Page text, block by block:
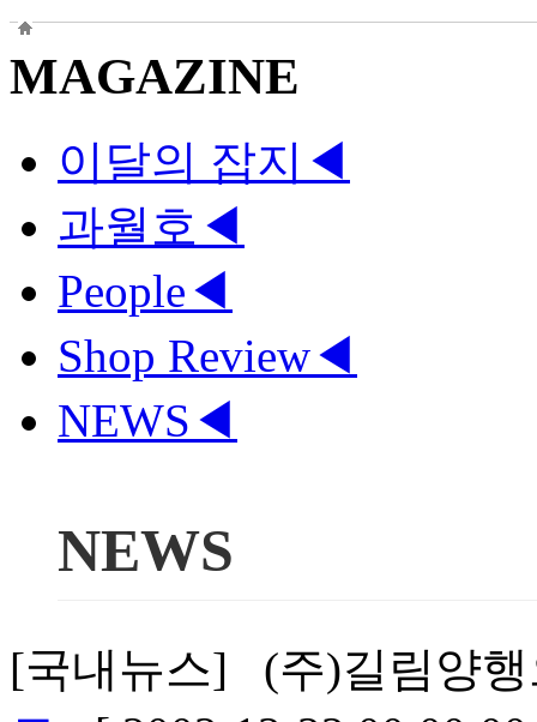
MAGAZINE
이달의 잡지 ◀
과월호 ◀
People◀
Shop Review◀
NEWS ◀
NEWS
[국내뉴스] (주)길림양행